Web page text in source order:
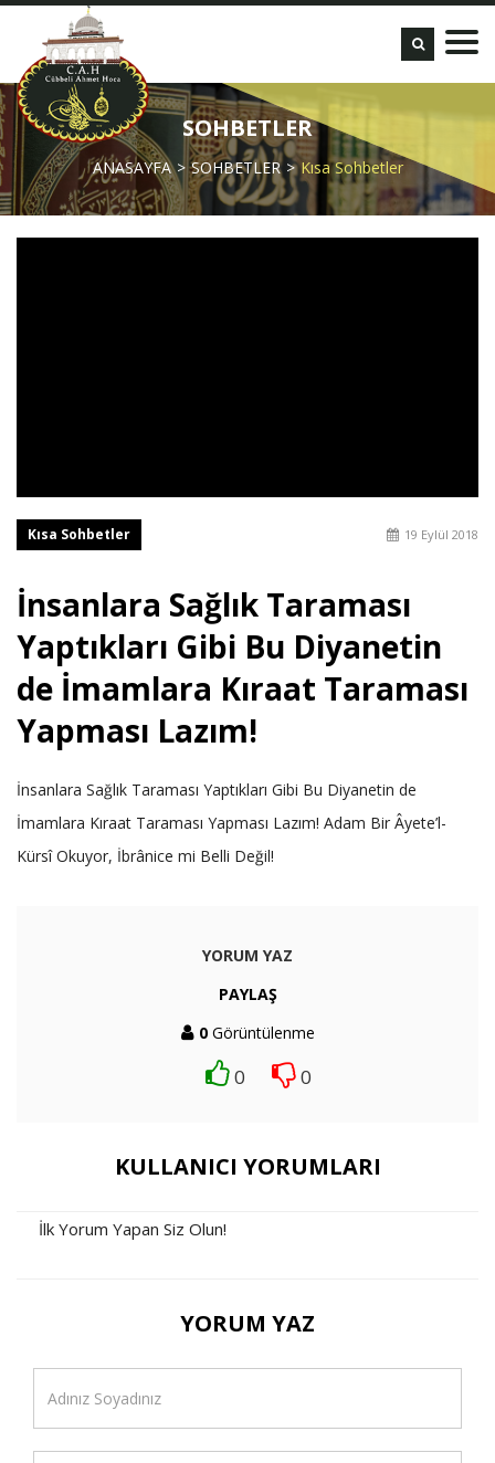
SOHBETLER
ANASAYFA SOHBETLER Kısa Sohbetler
Kısa Sohbetler 19 Eylül 2018
İnsanlara Sağlık Taraması
Yaptıkları Gibi Bu Diyanetin
de İmamlara Kıraat Taraması
Yapması Lazım!
İnsanlara Sağlık Taraması Yaptıkları Gibi Bu Diyanetin de
İmamlara Kıraat Taraması Yapması Lazım! Adam Bir Âyete’l-
Kürsî Okuyor, İbrânice mi Belli Değil!
YORUM YAZ
PAYLAŞ
0Görüntülenme
0 0
KULLANICI YORUMLARI
İlk Yorum Yapan Siz Olun!
YORUM YAZ